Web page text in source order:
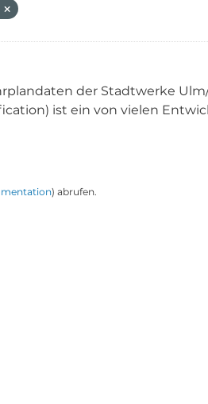
der Stadtwerke
ist ein von vielen
) abrufen.